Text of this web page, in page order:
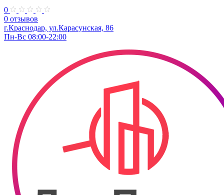
0
0 отзывов
г.Краснодар, ул.​​Карасунская, 86
Пн-Вс 08:00-22:00